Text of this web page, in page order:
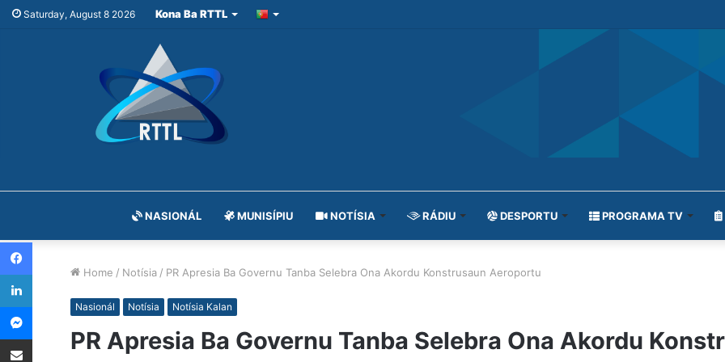
Saturday, August 8 2026 Kona Ba RTTL
NASIONÁL MUNISÍPIU NOTÍSIA RÁDIU DESPORTU PROGRAMA TV
Home / Notísia / PR Apresia Ba Governu Tanba Selebra Ona Akordu Konstrusaun Aeroportu
Nasionál Notísia Notísia Kalan
PR Apresia Ba Governu Tanba Selebra Ona Akordu
Facebook
LinkedIn
Messenger